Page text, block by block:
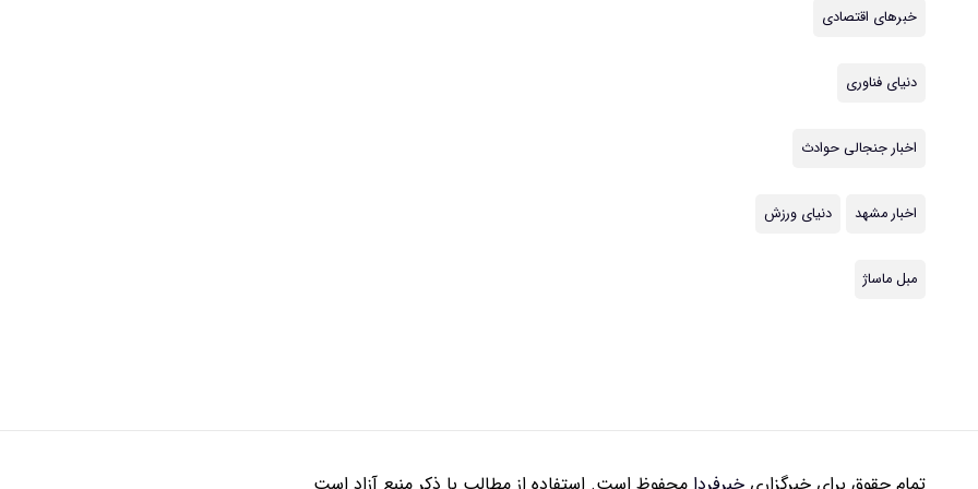
خبرهای اقتصادی
دنیای فناوری
اخبار جنجالی حوادث
اخبار مشهد دنیای ورزش
مبل ماساژ